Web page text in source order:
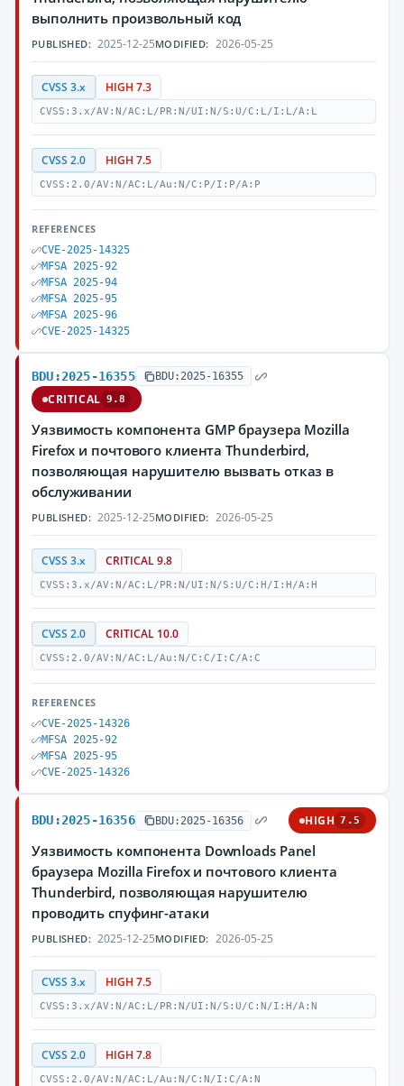
выполнить произвольный код
PUBLISHED: 2025-12-25MODIFIED: 2026-05-25
CVSS 3.x HIGH 7.3
CVSS:3.x/AV:N/AC:L/PR:N/UI:N/S:U/C:L/I:L/A:L
CVSS 2.0 HIGH 7.5
CVSS:2.0/AV:N/AC:L/Au:N/C:P/I:P/A:P
REFERENCES
CVE-2025-14325
MFSA 2025-92
MFSA 2025-94
MFSA 2025-95
MFSA 2025-96
CVE-2025-14325
BDU:2025-16355 BDU:2025-16355
CRITICAL 9.8
Уязвимость компонента GMP браузера Mozilla
Firefox и почтового клиента Thunderbird,
позволяющая нарушителю вызвать отказ в
обслуживании
PUBLISHED: 2025-12-25MODIFIED: 2026-05-25
CVSS 3.x CRITICAL 9.8
CVSS:3.x/AV:N/AC:L/PR:N/UI:N/S:U/C:H/I:H/A:H
CVSS 2.0 CRITICAL 10.0
CVSS:2.0/AV:N/AC:L/Au:N/C:C/I:C/A:C
REFERENCES
CVE-2025-14326
MFSA 2025-92
MFSA 2025-95
CVE-2025-14326
BDU:2025-16356 BDU:2025-16356 HIGH 7.5
Уязвимость компонента Downloads Panel
браузера Mozilla Firefox и почтового клиента
Thunderbird, позволяющая нарушителю
проводить спуфинг-атаки
PUBLISHED: 2025-12-25MODIFIED: 2026-05-25
CVSS 3.x HIGH 7.5
CVSS:3.x/AV:N/AC:L/PR:N/UI:N/S:U/C:N/I:H/A:N
CVSS 2.0 HIGH 7.8
CVSS:2.0/AV:N/AC:L/Au:N/C:N/I:C/A:N